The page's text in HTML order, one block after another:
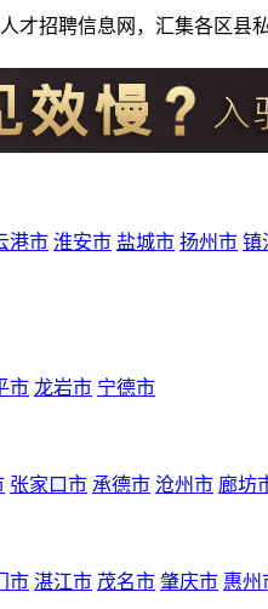
才招聘信息网，汇集各区
港市 淮安市 盐城市 扬州市 镇
市 龙岩市 宁德市
张家口市 承德市 沧州市 廊坊
市 湛江市 茂名市 肇庆市 惠州